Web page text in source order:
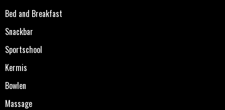
Bed and Breakfast
Snackbar
Sportschool
Kermis
Bowlen
Massage